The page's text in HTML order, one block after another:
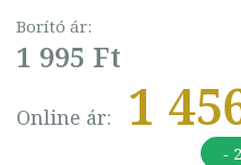
Borító ár:
1 995 Ft
Online ár: 1
-